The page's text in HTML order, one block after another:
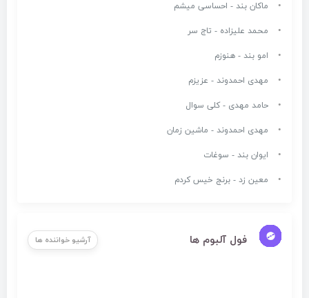
ماکان بند - احساسی میشم
محمد علیزاده - تاج سر
امو بند - هنوزم
مهدی احمدوند - عزیزم
حامد مهدی - کلی سوال
مهدی احمدوند - ماشین زمان
ایوان بند - سوغات
معین زد - برنج خیس کردم
فول آلبوم ها آرشیو خواننده ها